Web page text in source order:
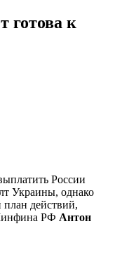
готова к
России
Украины, однако
план действий,
РФ Антон